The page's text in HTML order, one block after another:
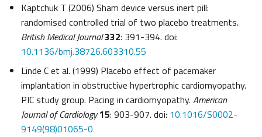
Kaptchuk T (2006) Sham device versus inert pill:
randomised controlled trial of two placebo treatments.
British Medical Journal332: 391-394. doi:
10.1136/bmj.38726.603310.55
Linde C et al. (1999) Placebo effect of pacemaker
implantation in obstructive hypertrophic cardiomyopathy.
PIC study group. Pacing in cardiomyopathy. American
Journal of Cardiology15: 903-907. doi: 10.1016/S0002-
9149(98)01065-0